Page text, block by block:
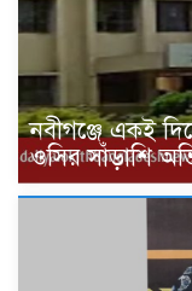
নবীগঞ্জে একই
ওসির সাঁড়াশি